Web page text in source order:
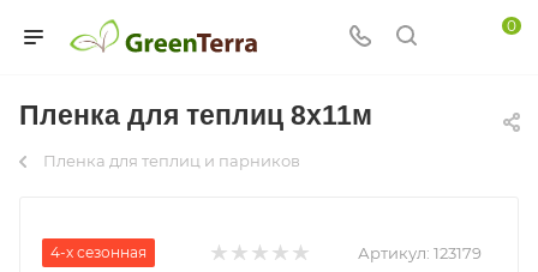
0
Пленка для теплиц 8х11м
Пленка для теплиц и парников
4-х сезонная Артикул: 123179